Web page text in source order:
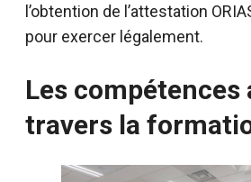
l’obtention de l’attestation
pour exercer légalement.
Les compétences
travers la